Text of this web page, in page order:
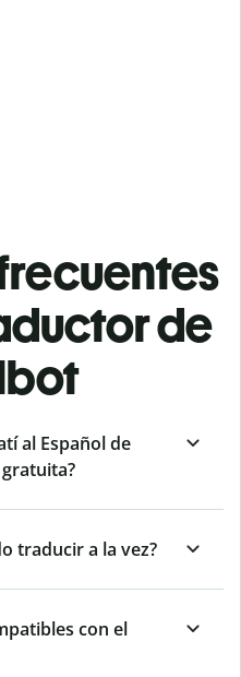
de
al Español de
traducir a la vez?
con el